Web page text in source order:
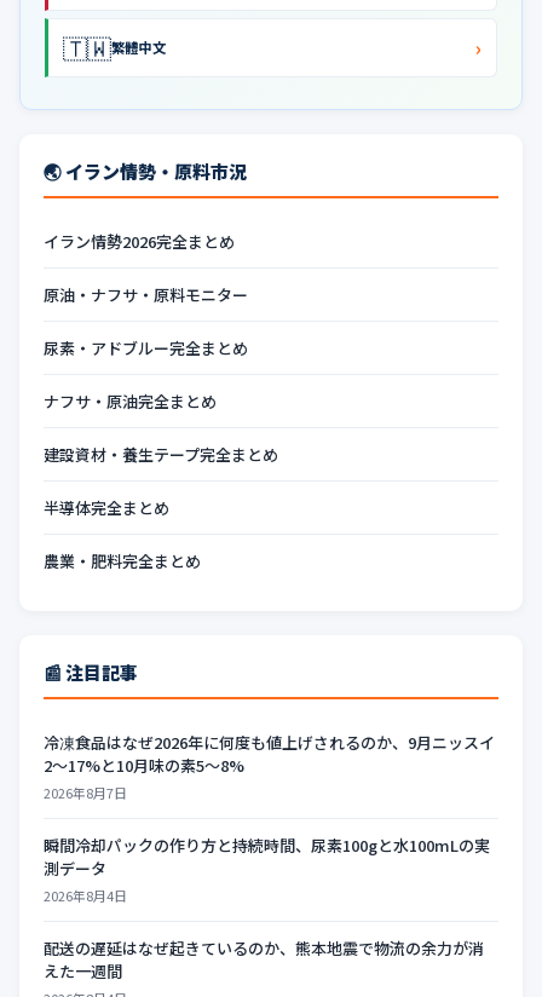
🇹🇼繁體中文 ›
🌏 イラン情勢・原料市況
イラン情勢2026完全まとめ
原油・ナフサ・原料モニター
尿素・アドブルー完全まとめ
ナフサ・原油完全まとめ
建設資材・養生テープ完全まとめ
半導体完全まとめ
農業・肥料完全まとめ
📰 注目記事
冷凍食品はなぜ2026年に何度も値上げされるのか、9月ニッスイ
2〜17%と10月味の素5〜8%
2026年8月7日
瞬間冷却パックの作り方と持続時間、尿素100gと水100mLの実
測データ
2026年8月4日
配送の遅延はなぜ起きているのか、熊本地震で物流の余力が消
えた一週間